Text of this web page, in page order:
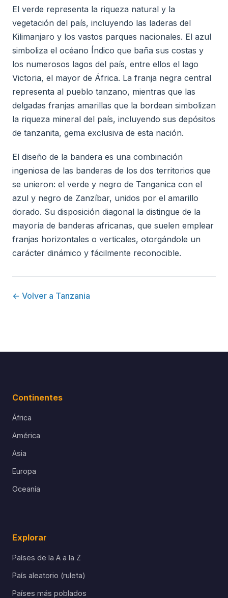
El verde representa la riqueza natural y la
vegetación del país, incluyendo las laderas del
Kilimanjaro y los vastos parques nacionales. El azul
simboliza el océano Índico que baña sus costas y
los numerosos lagos del país, entre ellos el lago
Victoria, el mayor de África. La franja negra central
representa al pueblo tanzano, mientras que las
delgadas franjas amarillas que la bordean simbolizan
la riqueza mineral del país, incluyendo sus depósitos
de tanzanita, gema exclusiva de esta nación.
El diseño de la bandera es una combinación
ingeniosa de las banderas de los dos territorios que
se unieron: el verde y negro de Tanganica con el
azul y negro de Zanzíbar, unidos por el amarillo
dorado. Su disposición diagonal la distingue de la
mayoría de banderas africanas, que suelen emplear
franjas horizontales o verticales, otorgándole un
carácter dinámico y fácilmente reconocible.
← Volver a Tanzania
Continentes
África
América
Asia
Europa
Oceanía
Explorar
Países de la A a la Z
País aleatorio (ruleta)
Países más poblados